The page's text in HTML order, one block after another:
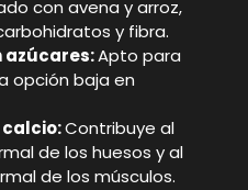
con avena y arroz,
y fibra.
azúcares:Apto para
opción baja en
Contribuye al
de los huesos y al
de los músculos.